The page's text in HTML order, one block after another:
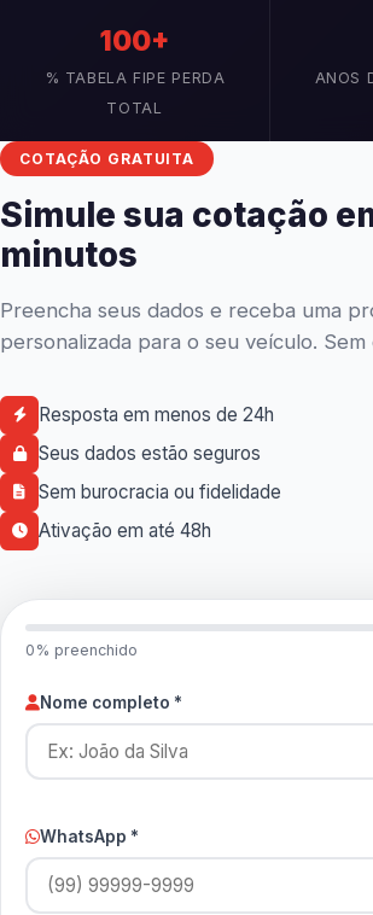
100+
% TABELA FIPE PERDA
TOTAL
ANOS
COTAÇÃO GRATUITA
Simule sua cotação
minutos
Preencha seus dados e receba uma
personalizada para o seu veículo. Sem
Resposta em menos de 24h
Seus dados estão seguros
Sem burocracia ou fidelidade
Ativação em até 48h
0% preenchido
Nome completo *
WhatsApp *